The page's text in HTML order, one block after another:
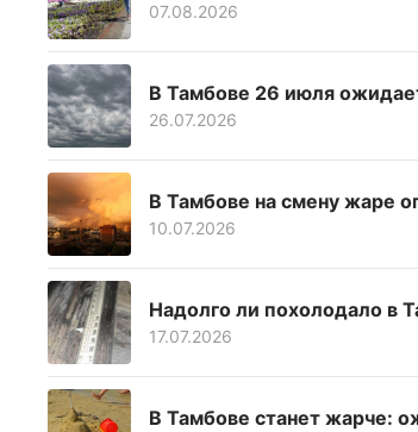
07.08.2026
В Тамбове 26 июля
26.07.2026
В Тамбове на смену жаре
10.07.2026
Надолго ли похолодало в
17.07.2026
В Тамбове станет жарче: